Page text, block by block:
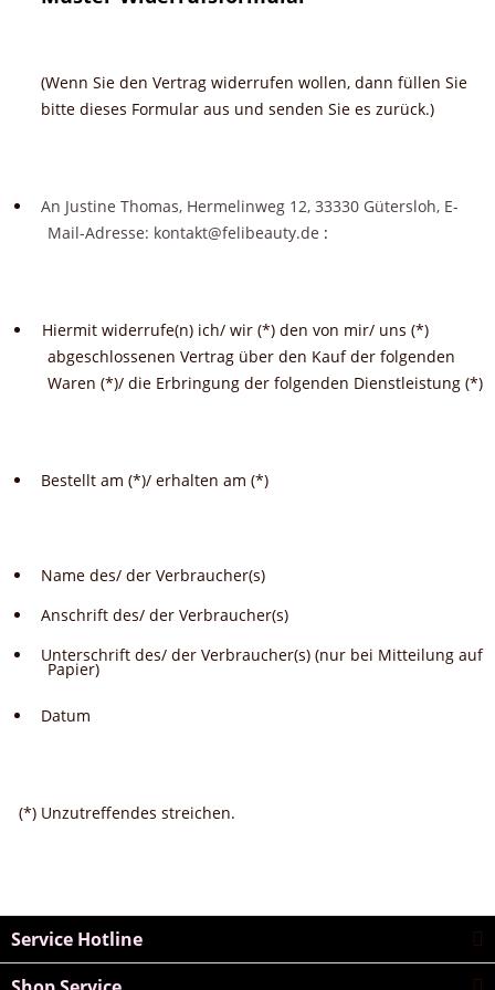
(Wenn Sie den Vertrag widerrufen wollen, dann füllen Sie
bitte dieses Formular aus und senden Sie es zurück.)
An Justine Thomas, Hermelinweg 12, 33330 Gütersloh, E-
Mail-Adresse: kontakt@felibeauty.de :
Hiermit widerrufe(n) ich/ wir (*) den von mir/ uns (*)
abgeschlossenen Vertrag über den Kauf der folgenden
Waren (*)/ die Erbringung der folgenden Dienstleistung (*)
Bestellt am (*)/ erhalten am (*)
Name des/ der Verbraucher(s)
Anschrift des/ der Verbraucher(s)
Unterschrift des/ der Verbraucher(s) (nur bei Mitteilung auf
Papier)
Datum
(*) Unzutreffendes streichen.
Service Hotline